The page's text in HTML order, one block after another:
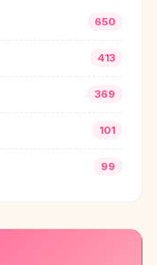
650
413
369
101
99